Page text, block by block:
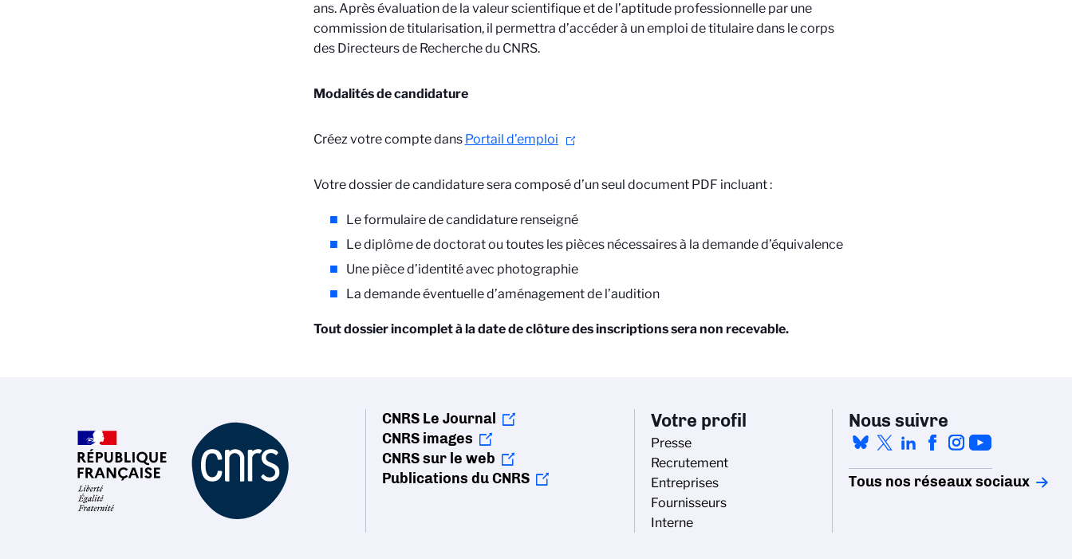
ans. Après évaluation de la valeur scientifique et de l’aptitude professionnelle par une
commission de titularisation, il permettra d’accéder à un emploi de titulaire dans le corps
des Directeurs de Recherche du CNRS.
Modalités de candidature
Créez votre compte dans Portail d’emploi
Votre dossier de candidature sera composé d’un seul document PDF incluant :
Le formulaire de candidature renseigné
Le diplôme de doctorat ou toutes les pièces nécessaires à la demande d’équivalence
Une pièce d’identité avec photographie
La demande éventuelle d’aménagement de l’audition
Tout dossier incomplet à la date de clôture des inscriptions sera non recevable.
CNRS Le Journal
CNRS images
CNRS sur le web
Publications du CNRS
Votre profil
Presse
Recrutement
Entreprises
Fournisseurs
Interne
Nous suivre
Tous nos réseaux sociaux